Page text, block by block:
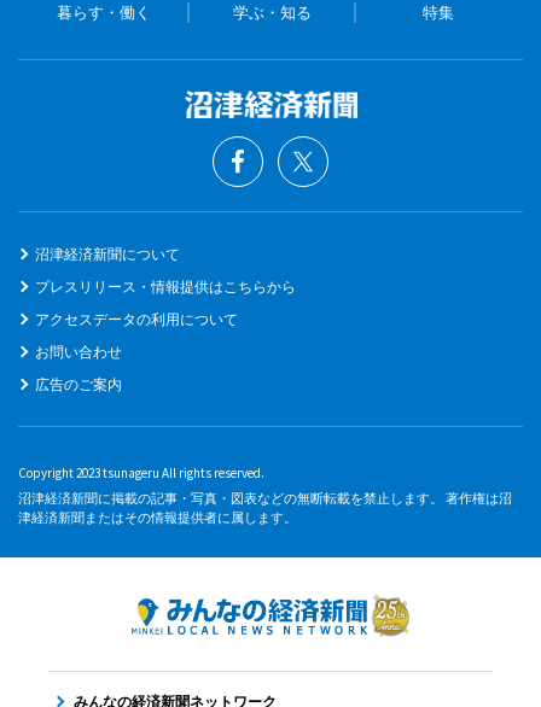
暮らす・働く 学ぶ・知る 特集
沼津経済新聞について
プレスリリース・情報提供はこちらから
アクセスデータの利用について
お問い合わせ
広告のご案内
Copyright 2023 tsunageru All rights reserved.
沼津経済新聞に掲載の記事・写真・図表などの無断転載を禁止します。 著作権は沼
津経済新聞またはその情報提供者に属します。
みんなの経済新聞ネットワーク